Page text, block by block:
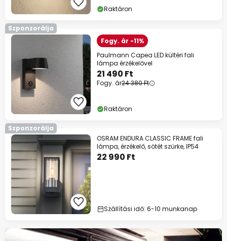
Raktáron
Szponzorálja
Fogy. ár -11%
Paulmann Capea LED kültéri fali
lámpa érzékelővel
21 490 Ft
Fogy. ár24 380 Ft
Raktáron
Szponzorálja
OSRAM ENDURA CLASSIC FRAME fali
lámpa, érzékelő, sötét szürke, IP54
22 990 Ft
Szállítási idő: 6-10 munkanap